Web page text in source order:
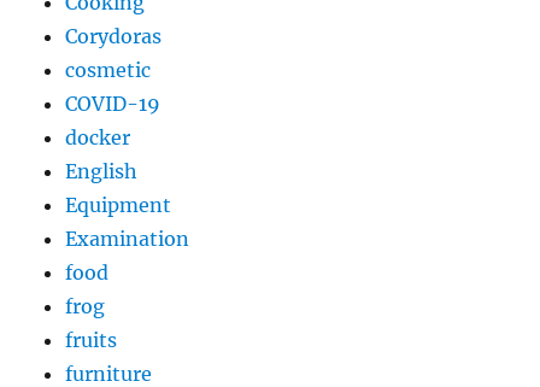
Corydoras
cosmetic
COVID-19
docker
English
Equipment
Examination
food
frog
fruits
furniture